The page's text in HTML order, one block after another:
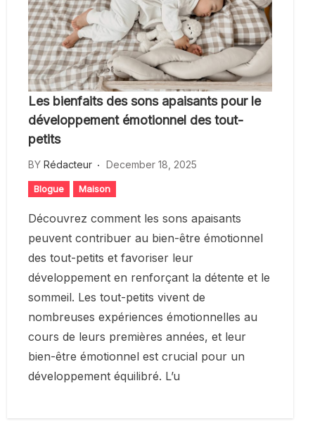
Les bienfaits des sons apaisants pour le
développement émotionnel des tout-
petits
BY Rédacteur December 18, 2025
Blogue Maison
Découvrez comment les sons apaisants
peuvent contribuer au bien-être émotionnel
des tout-petits et favoriser leur
développement en renforçant la détente et le
sommeil. Les tout-petits vivent de
nombreuses expériences émotionnelles au
cours de leurs premières années, et leur
bien-être émotionnel est crucial pour un
développement équilibré. L’u